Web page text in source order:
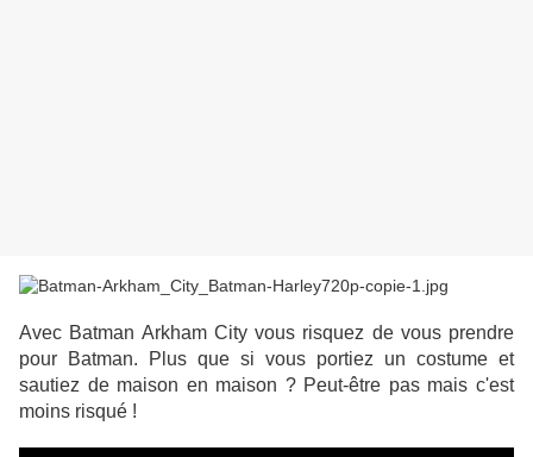
Avec Batman Arkham City vous risquez de vous prendre
pour Batman. Plus que si vous portiez un costume et
sautiez de maison en maison ? Peut-être pas mais c'est
moins risqué !